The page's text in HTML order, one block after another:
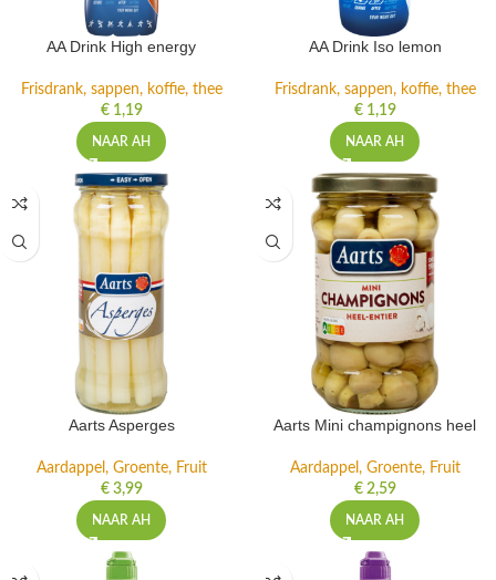
AA Drink High energy
Frisdrank, sappen, koffie, thee
€1,19
NAAR AH
AA Drink Iso lemon
Frisdrank, sappen, koffie, thee
€1,19
NAAR AH
Aarts Asperges
Aardappel, Groente, Fruit
€3,99
NAAR AH
Aarts Mini champignons heel
Aardappel, Groente, Fruit
€2,59
NAAR AH